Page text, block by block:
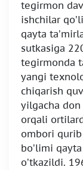
tegirmon
ishchilar
qayta
sutkasiga
tegirmonda
yangi
chiqarish
yilgacha
orqali
ombori
bo’limi
o’tkazildi.